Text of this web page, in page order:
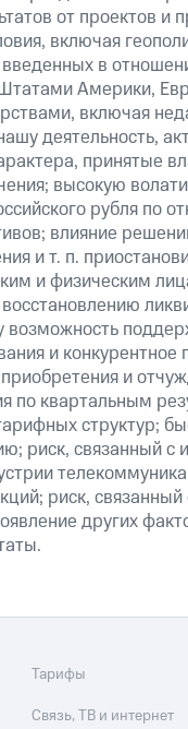
от проектов и
включая
в
Америки,
включая
деятельность,
принятые
высокую
рубля по
влияние
и т. п.
и физическим
и конкурентное
и
квартальным
структур;
риск, связанный с
риск,
других
Тарифы
Связь, ТВ и интернет